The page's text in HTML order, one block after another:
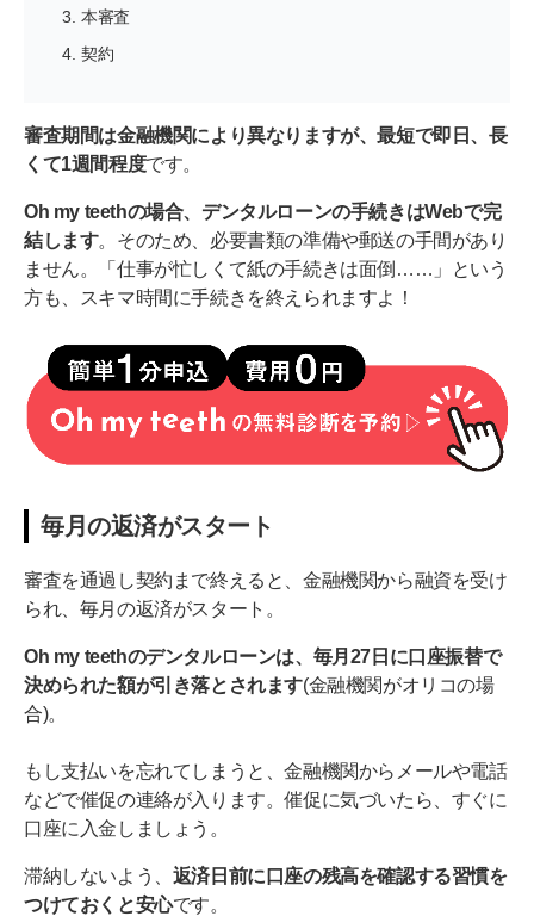
本審査
契約
審査期間は金融機関により異なりますが、最短で即日、長
くて1週間程度です。
Oh my teethの場合、デンタルローンの手続きはWebで完
結します。そのため、必要書類の準備や郵送の手間があり
ません。「仕事が忙しくて紙の手続きは面倒……」という
方も、スキマ時間に手続きを終えられますよ！
毎月の返済がスタート
審査を通過し契約まで終えると、金融機関から融資を受け
られ、毎月の返済がスタート。
Oh my teethのデンタルローンは、毎月27日に口座振替で
決められた額が引き落とされます(金融機関がオリコの場
合)。
もし支払いを忘れてしまうと、金融機関からメールや電話
などで催促の連絡が入ります。催促に気づいたら、すぐに
口座に入金しましょう。
滞納しないよう、 返済日前に口座の残高を確認する習慣を
つけておくと安心です。